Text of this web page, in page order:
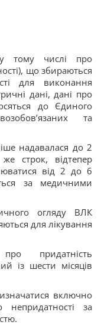
тому числі про
що збираються
для виконання
дані, дані про
до Єдиного
та
надавалася до 2
строк, відтепер
від 2 до 6
за медичними
огляду ВЛК
для лікування
придатність
із шести місяців
включно
непридатності за